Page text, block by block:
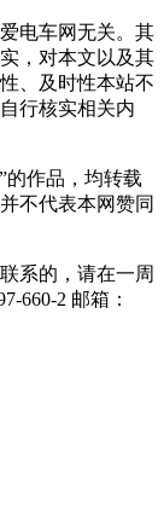
电车网无关。其
，对本文以及其
、及时性本站不
行核实相关内
的作品，均转载
不代表本网赞同
系的，请在一周
660-2 邮箱：